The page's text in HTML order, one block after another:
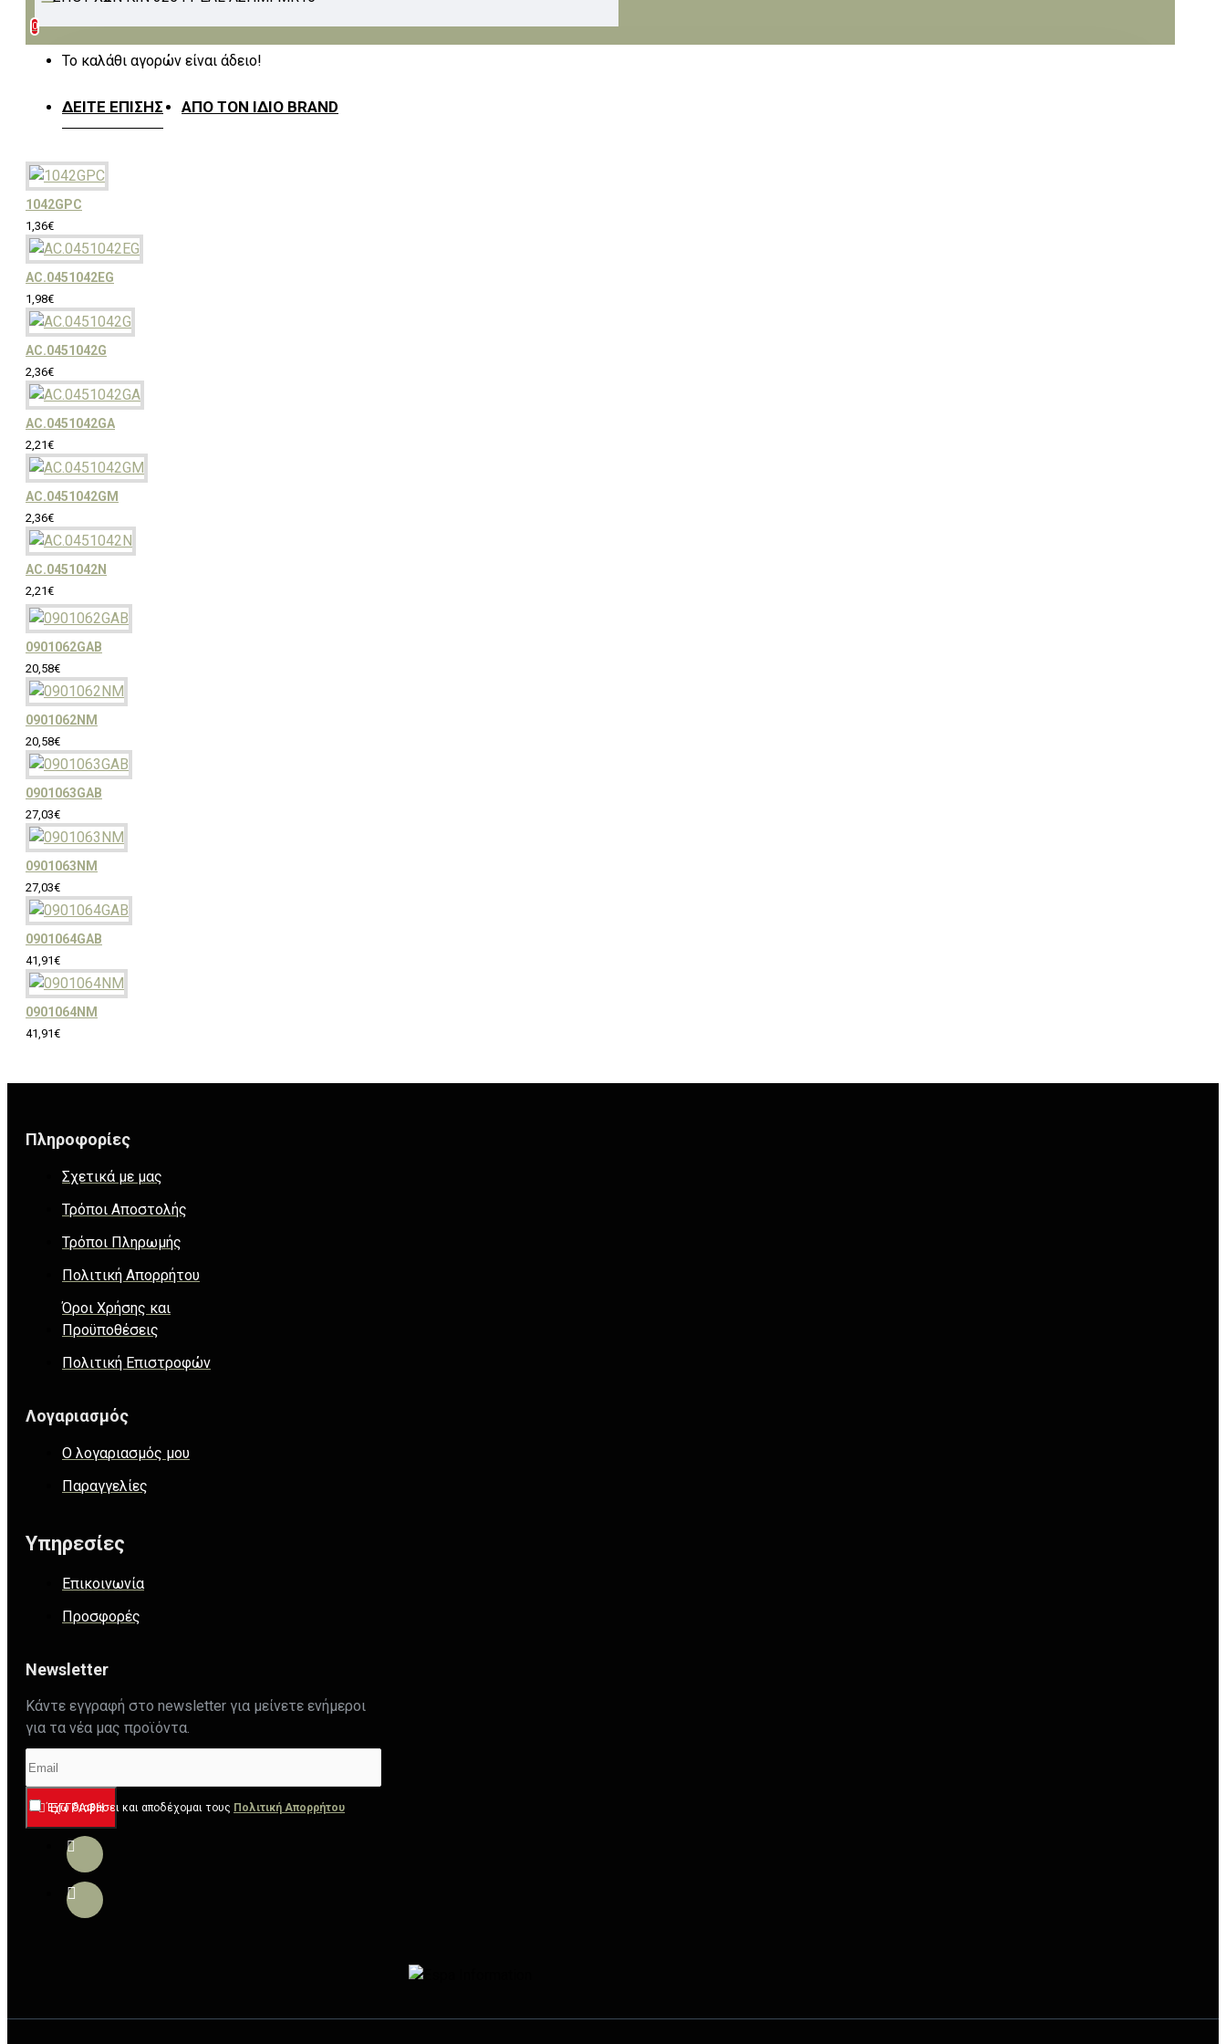
Πλακάκια & Είδη Υγιεινής
Λευκά είδη
0
Το καλάθι αγορών είναι άδειο!
ΔΕΊΤΕ ΕΠΊΣΗΣ ΑΠΌ ΤΟΝ ΊΔΙΟ BRAND
1042GPC
1,36€
AC.0451042EG
1,98€
AC.0451042G
2,36€
AC.0451042GA
2,21€
AC.0451042GM
2,36€
AC.0451042N
2,21€
0901062GAB
20,58€
0901062NM
20,58€
0901063GAB
27,03€
0901063NM
27,03€
0901064GAB
41,91€
0901064NM
41,91€
Πληροφορίες
Σχετικά με μας
Τρόποι Αποστολής
Τρόποι Πληρωμής
Πολιτική Απορρήτου
Όροι Χρήσης και
Προϋποθέσεις
Πολιτική Επιστροφών
Λογαριασμός
Ο λογαριασμός μου
Παραγγελίες
Υπηρεσίες
Επικοινωνία
Προσφορές
Newsletter
Κάντε εγγραφή στο newsletter για μείνετε ενήμεροι
για τα νέα μας προϊόντα.
ΕΓΓΡΑΦΉ
Έχω διαβάσει και αποδέχομαι τους Πολιτική Απορρήτου